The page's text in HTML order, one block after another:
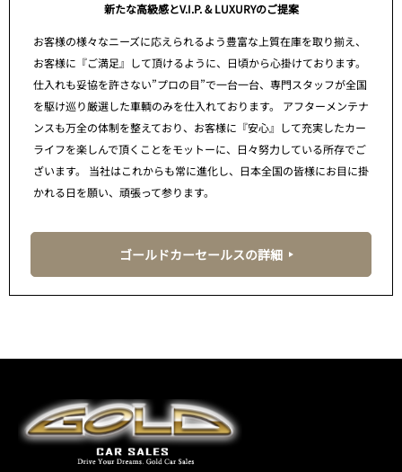
新たな高級感とV.I.P. & LUXURYのご提案
お客様の様々なニーズに応えられるよう豊富な上質在庫を取り揃え、
お客様に『ご満足』して頂けるように、日頃から心掛けております。
仕入れも妥協を許さない”プロの目”で一台一台、専門スタッフが全国
を駆け巡り厳選した車輌のみを仕入れております。 アフターメンテナ
ンスも万全の体制を整えており、お客様に『安心』して充実したカー
ライフを楽しんで頂くことをモットーに、日々努力している所存でご
ざいます。 当社はこれからも常に進化し、日本全国の皆様にお目に掛
かれる日を願い、頑張って参ります。
ゴールドカーセールスの詳細